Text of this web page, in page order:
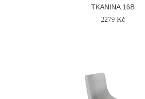
TKANINA 16B
2279 Kč